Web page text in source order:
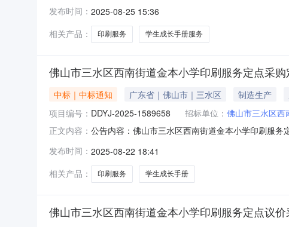
(乙方)：佛山市展恒印刷科技有限公司地址：佛山市
发布时间： 2025-08-25 15:36
相关产品：
印刷服务 学生成长手册服务
佛山市三水区西南街道金本小学印刷服务定点采
中标｜中标通知 广东省｜佛山市｜三水区 制造生产
项目编号： DDYJ-2025-1589658 招标单位： 佛山市三水区西
正文内容： 公告内容：佛山市三水区西南街道金本小学印刷服
元整）（三）成交标的明细服务描述数量单位供应商
材料
发布时间： 2025-08-22 18:41
相关产品：
印刷服务 学生成长手册
佛山市三水区西南街道金本小学印刷服务定点议